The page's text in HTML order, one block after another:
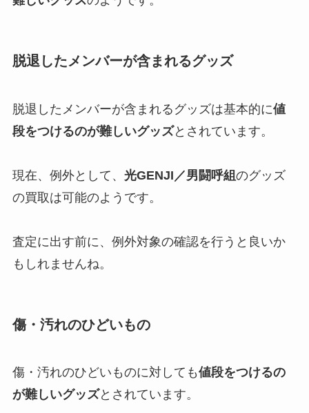
脱退したメンバーが含まれるグッズ
脱退したメンバーが含まれるグッズは基本的に値
段をつけるのが難しいグッズとされています。
現在、例外として、 光GENJI／男闘呼組のグッズ
の買取は可能のようです。
査定に出す前に、例外対象の確認を行うと良いか
もしれませんね。
傷・汚れのひどいもの
傷・汚れのひどいものに対しても値段をつけるの
が難しいグッズとされています。